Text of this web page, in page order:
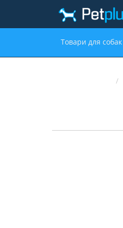
Товари для собак